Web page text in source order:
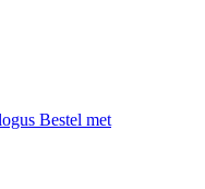
Bestel met